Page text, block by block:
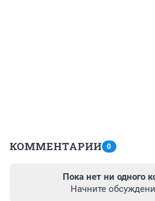
КОММЕНТАРИИ 0
Пока нет ни одного
Начните